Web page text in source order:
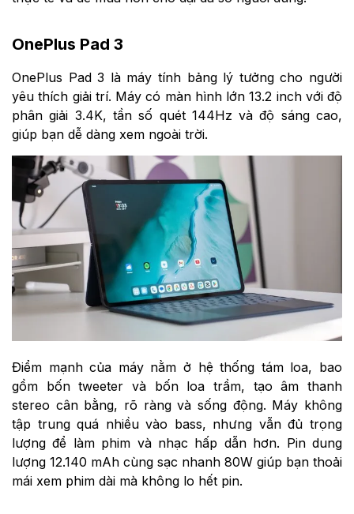
OnePlus Pad 3
OnePlus Pad 3 là máy tính bảng lý tưởng cho người
yêu thích giải trí. Máy có màn hình lớn 13.2 inch với độ
phân giải 3.4K, tần số quét 144Hz và độ sáng cao,
giúp bạn dễ dàng xem ngoài trời.
Điểm mạnh của máy nằm ở hệ thống tám loa, bao
gồm bốn tweeter và bốn loa trầm, tạo âm thanh
stereo cân bằng, rõ ràng và sống động. Máy không
tập trung quá nhiều vào bass, nhưng vẫn đủ trọng
lượng để làm phim và nhạc hấp dẫn hơn. Pin dung
lượng 12.140 mAh cùng sạc nhanh 80W giúp bạn thoải
mái xem phim dài mà không lo hết pin.